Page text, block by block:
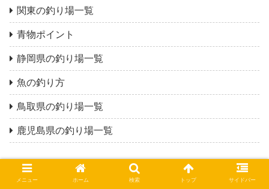
関東の釣り場一覧
青物ポイント
静岡県の釣り場一覧
魚の釣り方
鳥取県の釣り場一覧
鹿児島県の釣り場一覧
メニュー ホーム 検索 トップ サイドバー